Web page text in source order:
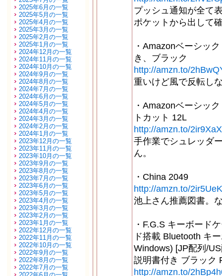
2025年6月の一覧
2025年5月の一覧
2025年4月の一覧
2025年3月の一覧
2025年2月の一覧
2025年1月の一覧
2024年12月の一覧
2024年11月の一覧
2024年10月の一覧
2024年9月の一覧
2024年8月の一覧
2024年7月の一覧
2024年6月の一覧
2024年5月の一覧
2024年4月の一覧
2024年3月の一覧
2024年2月の一覧
2024年1月の一覧
2023年12月の一覧
2023年11月の一覧
2023年10月の一覧
2023年9月の一覧
2023年8月の一覧
2023年7月の一覧
2023年6月の一覧
2023年5月の一覧
2023年4月の一覧
2023年3月の一覧
2023年2月の一覧
2023年1月の一覧
2022年12月の一覧
2022年11月の一覧
2022年10月の一覧
2022年9月の一覧
2022年8月の一覧
2022年7月の一覧
プッシュ通知が全て
ポケットから出して
・Amazonベーシッ
き、ブラック
http://amzn.to/
重いけど風で反転し
・Amazonベーシッ
トカット 12L
http://amzn.to/2ir9XaX
手作業でシュレッダ
ん。
・China 2049
http://amzn.to/2ir5UeK
池上さん推薦図書。
・F.G.S キーボード
ド搭載 Bluetooth キ
Windows) [JP配列/
説明書付き ブラック
http://amzn.to/